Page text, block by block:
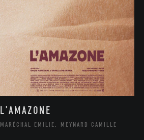
L’AMAZONE
MARÉCHAL EMILIE, MEYNARD CAMILLE